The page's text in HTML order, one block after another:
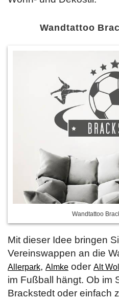
Wandtattoo
Wandtattoo
Mit dieser Idee bringen
Vereinswappen an die
Allerpark, Almke oder Alt
im Fußball hängt. Ob im
Brackstedt oder einfach